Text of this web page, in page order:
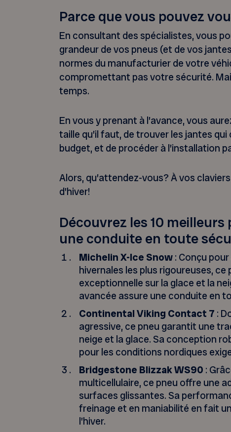
Parce que vous pouvez
En consultant des spécialistes, vous
grandeur de vos pneus (et de vos
normes du manufacturier de votre
compromettant pas votre sécurité.
temps.
En vous y prenant à l’avance, vous
taille qu’il faut, de trouver les jantes
budget, et de procéder à l’installation
Alors, qu’attendez-vous? À vos
d’hiver!
Découvrez les 10 meilleurs
une conduite en toute
Michelin X-Ice Snow: Conçu
hivernales les plus rigoureuses,
exceptionnelle sur la glace et la
avancée assure une conduite en
Continental Viking Contact 7 :
agressive, ce pneu garantit une
neige et la glace. Sa conception
pour les conditions nordiques
Bridgestone Blizzak WS90 :
multicellulaire, ce pneu offre une
surfaces glissantes. Sa
freinage et en maniabilité en fait
l’hiver.